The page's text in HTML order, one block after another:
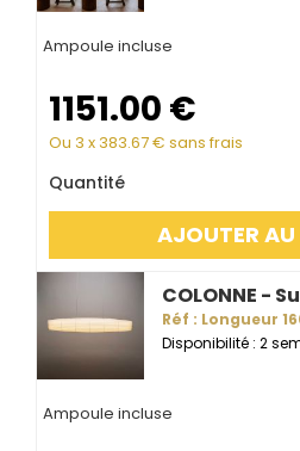
Ampoule incluse
1151.00 €
Ou 3 x 383.67€ sans frais
Quantité
AJOUTER AU
COLONNE -
Réf : Longueur
Disponibilité : 2
Ampoule incluse